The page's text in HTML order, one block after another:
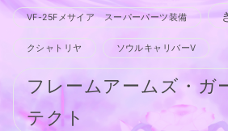
VF-25Fメサイア スーパーパーツ装備
クシャトリヤ ソウルキャリバーV
フレームアームズ・
テクト